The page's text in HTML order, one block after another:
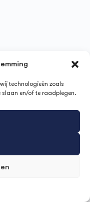
technologieën zoals
slaan en/of te raadplegen.